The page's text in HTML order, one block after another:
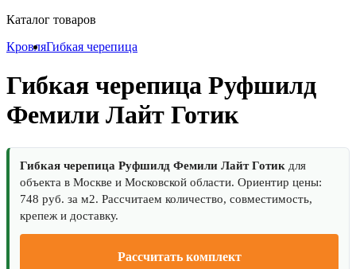
Каталог товаров
КровляГибкая черепица
Гибкая черепица Руфшилд
Фемили Лайт Готик
Гибкая черепица Руфшилд Фемили Лайт Готик для
объекта в Москве и Московской области. Ориентир цены:
748 руб. за м2. Рассчитаем количество, совместимость,
крепеж и доставку.
Рассчитать комплект